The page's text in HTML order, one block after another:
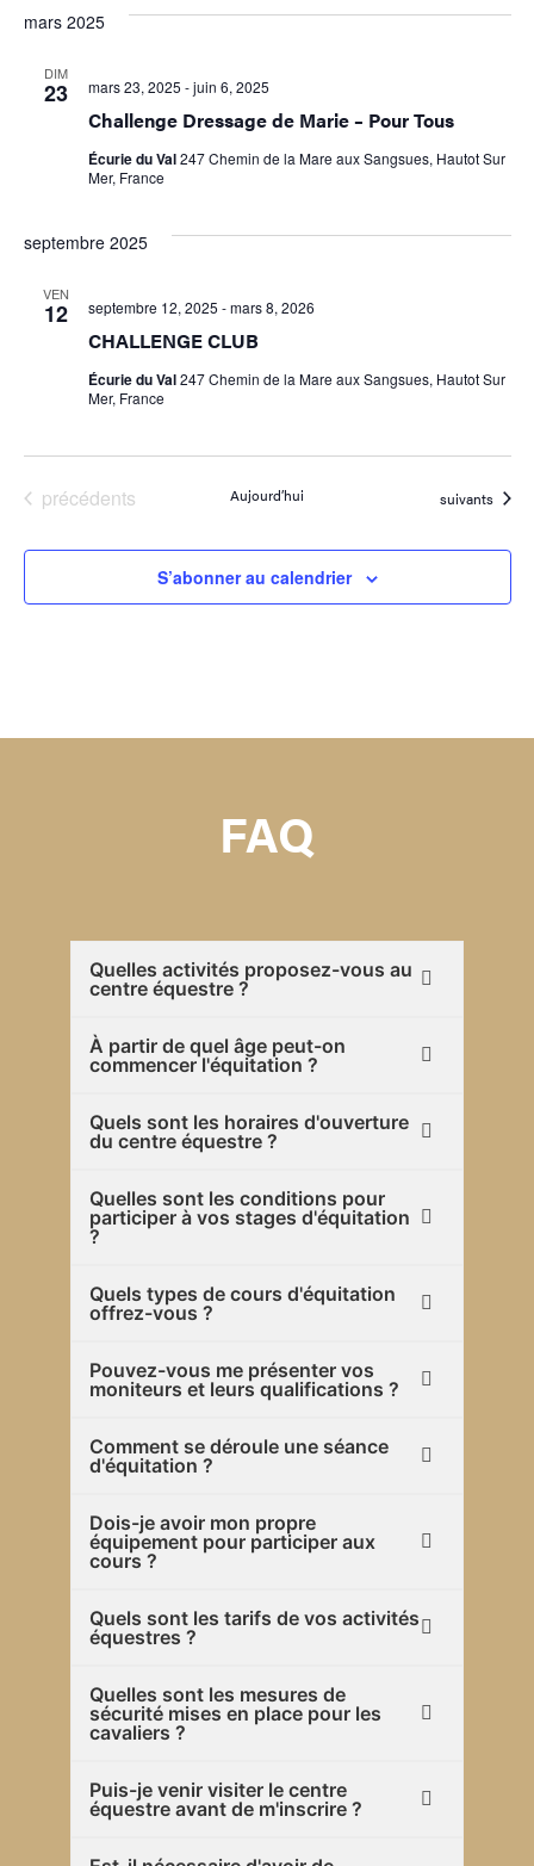
mars 2025
DIM
23
Challenge Dressage de Marie – Pour Tous
mars 23, 2025 -juin 6, 2025
Écurie du Val247 Chemin de la Mare aux Sangsues, Hautot Sur
Mer, France
septembre 2025
VEN
12
CHALLENGE CLUB
septembre 12, 2025 -mars 8, 2026
Écurie du Val247 Chemin de la Mare aux Sangsues, Hautot Sur
Mer, France
Évènements
précédents Aujourd’hui Évènements
suivants
S’abonner au calendrier
FAQ
Quelles activités proposez-vous au
centre équestre ?
À partir de quel âge peut-on
commencer l'équitation ?
Quels sont les horaires d'ouverture
du centre équestre ?
Quelles sont les conditions pour
participer à vos stages d'équitation
?
Quels types de cours d'équitation
offrez-vous ?
Pouvez-vous me présenter vos
moniteurs et leurs qualifications ?
Comment se déroule une séance
d'équitation ?
Dois-je avoir mon propre
équipement pour participer aux
cours ?
Quels sont les tarifs de vos activités
équestres ?
Quelles sont les mesures de
sécurité mises en place pour les
cavaliers ?
Puis-je venir visiter le centre
équestre avant de m'inscrire ?